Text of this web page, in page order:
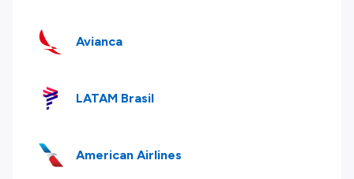
Avianca
LATAM Brasil
American Airlines